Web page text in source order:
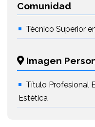
Comunidad
Técnico Superior
Imagen
Título Profesional
Estética